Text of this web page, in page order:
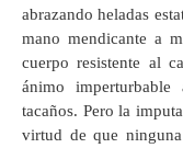
abrazando heladas
mano mendicante a
cuerpo resistente al
ánimo
tacaños. Pero la
virtud de que